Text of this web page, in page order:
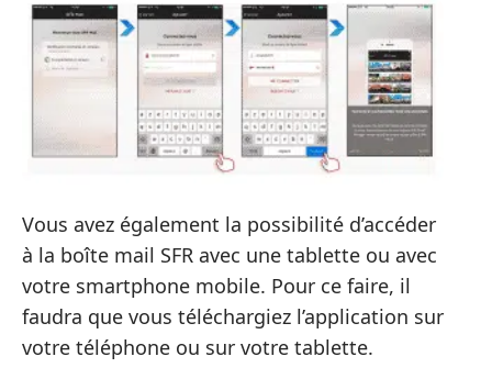
Vous avez également la possibilité d’accéder
à la boîte mail SFR avec une tablette ou avec
votre smartphone mobile. Pour ce faire, il
faudra que vous téléchargiez l’application sur
votre téléphone ou sur votre tablette.